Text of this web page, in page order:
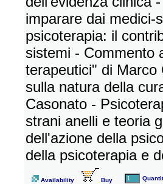
imparare dai medici-
psicoterapia: il
sistemi - Commento
terapeutici" di Marco
sulla natura della
Casonato -
strani anelli e teoria
dell'azione della
della psicoterapia e
Availability Buy